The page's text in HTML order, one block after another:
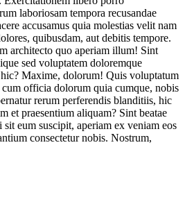
laboriosam tempora recusandae
accusamus quia molestias velit nam
quibusdam, aut debitis tempore.
architecto quo aperiam illum! Sint
sed voluptatem doloremque
Maxime, dolorum! Quis voluptatum
officia dolorum quia cumque, nobis
rerum perferendis blanditiis, hic
et praesentium aliquam? Sint beatae
eum suscipit, aperiam ex veniam eos
consectetur nobis. Nostrum,